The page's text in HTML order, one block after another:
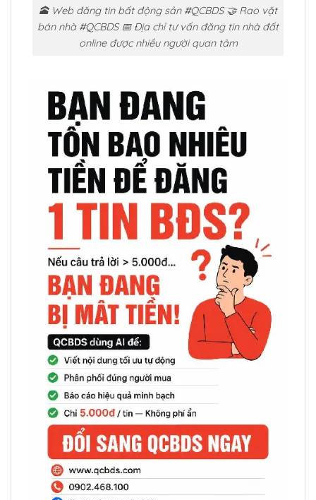
🕋 Web đăng tin bất động sản #QCBDS 🤝 Rao vặt
bán nhà #QCBDS 📅 Địa chỉ tư vấn đăng tin nhà đất
online được nhiều người quan tâm